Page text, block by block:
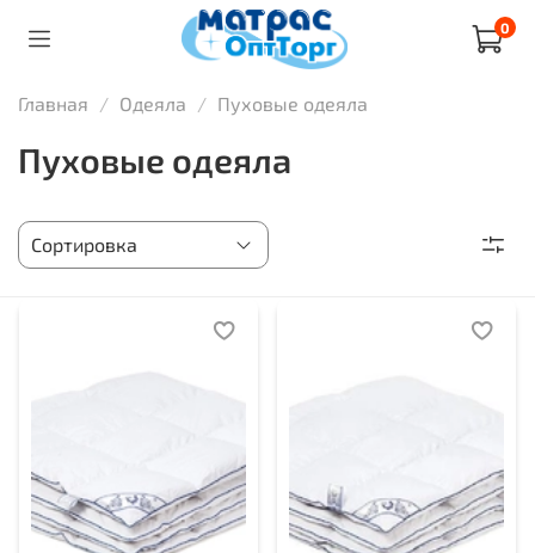
0
Главная Одеяла Пуховые одеяла
Пуховые одеяла